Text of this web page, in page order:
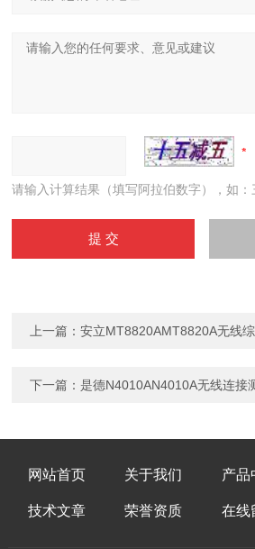
请输入计算结果（填写阿拉伯数字），如：
上一篇：安立MT8820AMT8820A无线
下一篇：是德N4010AN4010A无线连接
网站首页 关于我们 产品
技术文章 荣誉资质 在线